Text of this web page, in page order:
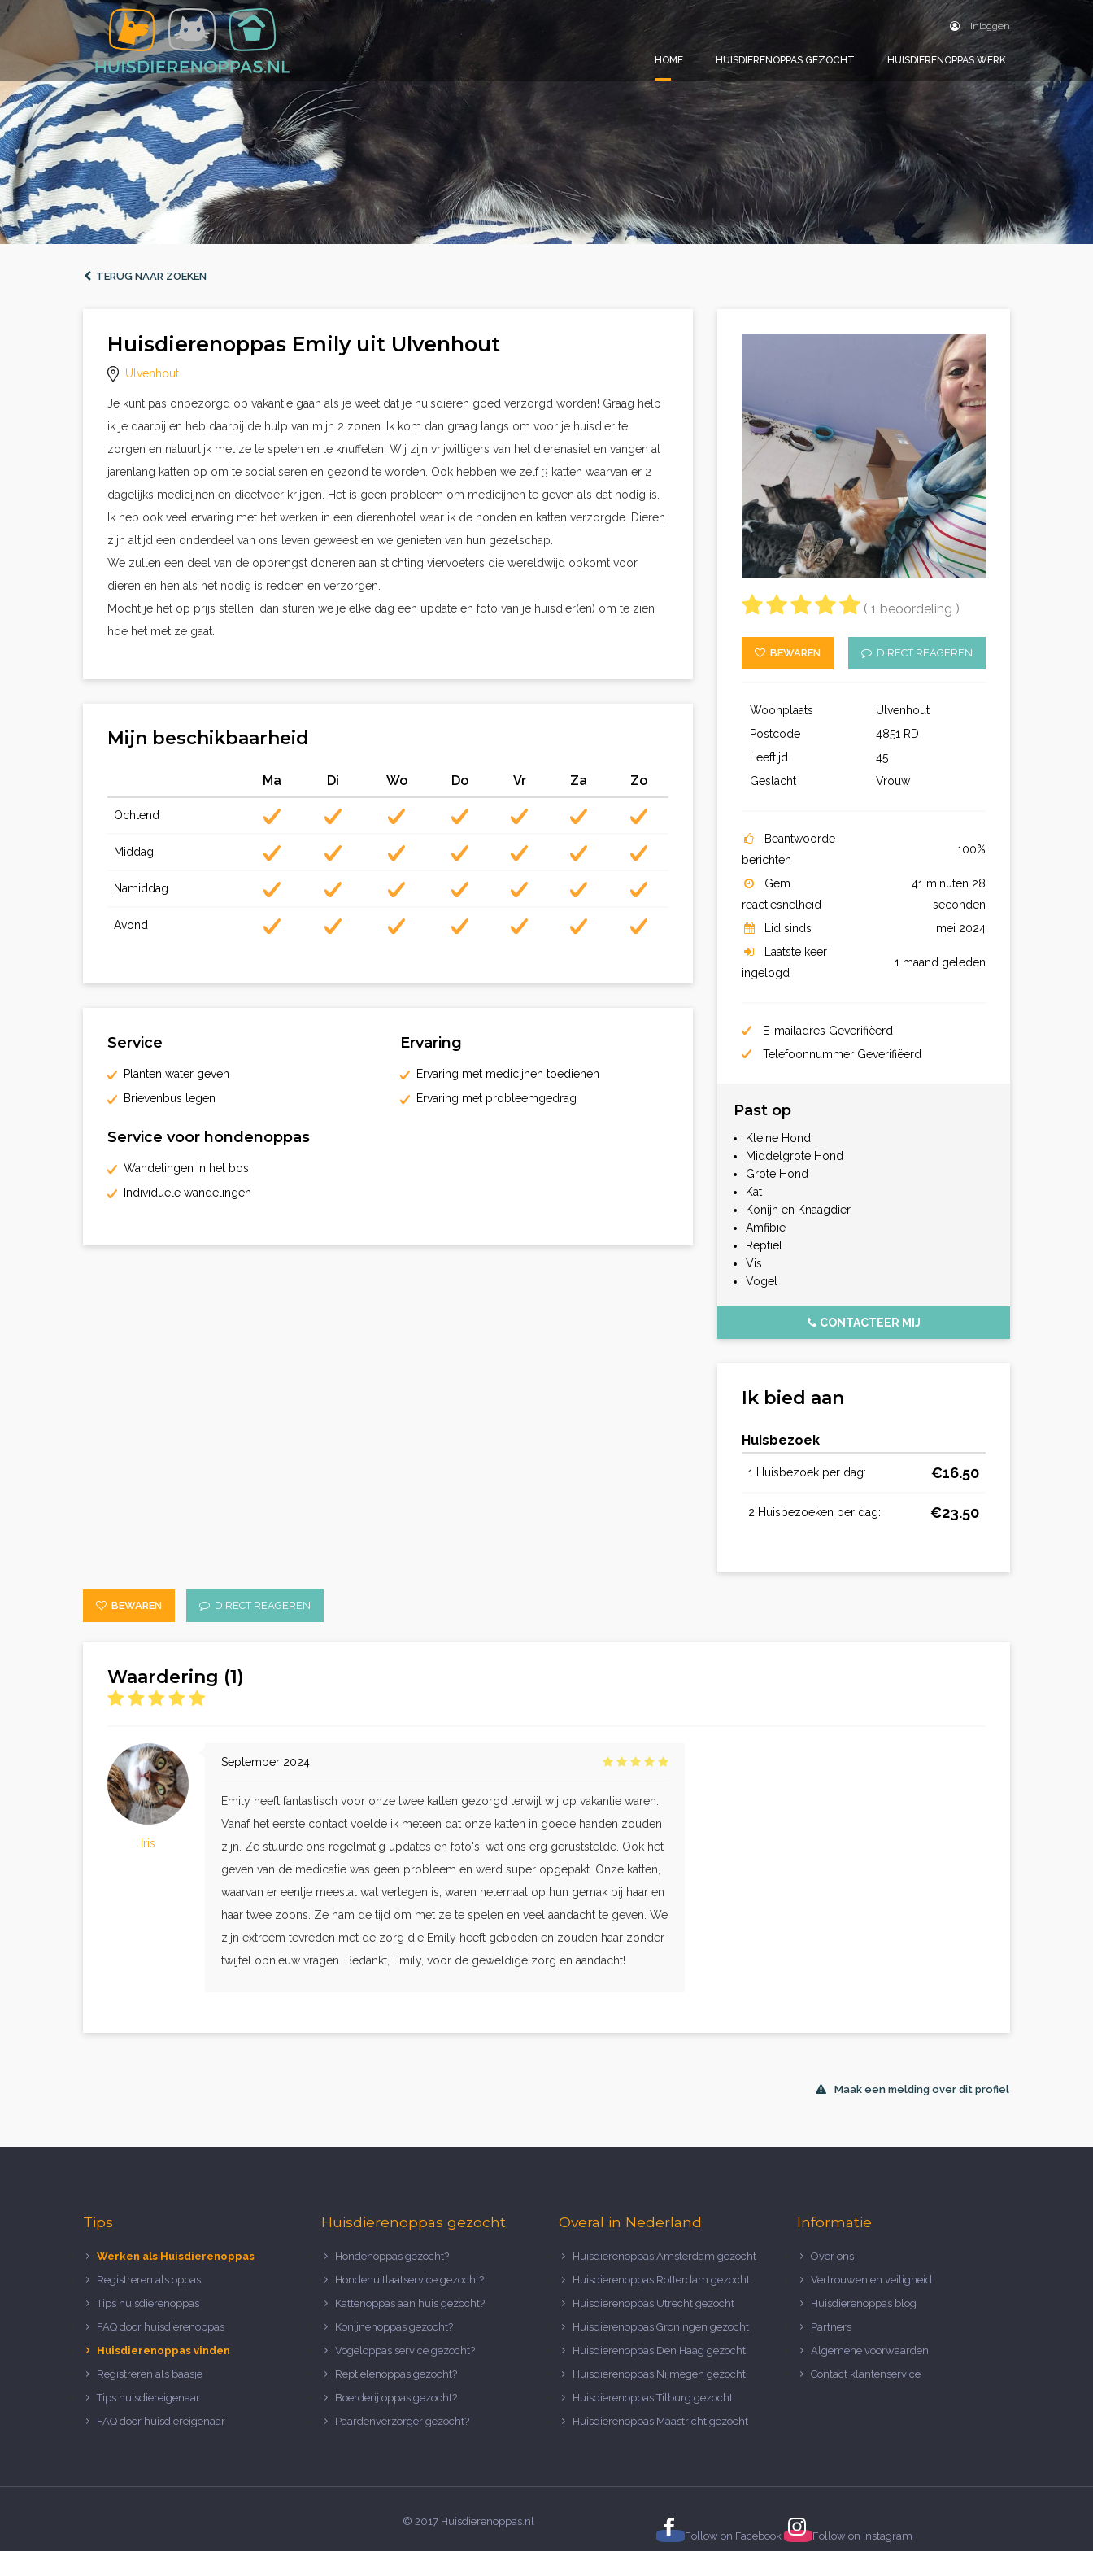
Inloggen
HOME HUISDIERENOPPAS GEZOCHT HUISDIERENOPPAS WERK
TERUG NAAR ZOEKEN
Huisdierenoppas Emily uit Ulvenhout
Ulvenhout
Je kunt pas onbezorgd op vakantie gaan als je weet dat je huisdieren goed verzorgd worden! Graag help
ik je daarbij en heb daarbij de hulp van mijn 2 zonen. Ik kom dan graag langs om voor je huisdier te
zorgen en natuurlijk met ze te spelen en te knuffelen. Wij zijn vrijwilligers van het dierenasiel en vangen al
jarenlang katten op om te socialiseren en gezond te worden. Ook hebben we zelf 3 katten waarvan er 2
dagelijks medicijnen en dieetvoer krijgen. Het is geen probleem om medicijnen te geven als dat nodig is.
Ik heb ook veel ervaring met het werken in een dierenhotel waar ik de honden en katten verzorgde. Dieren
zijn altijd een onderdeel van ons leven geweest en we genieten van hun gezelschap.
We zullen een deel van de opbrengst doneren aan stichting viervoeters die wereldwijd opkomt voor
dieren en hen als het nodig is redden en verzorgen.
Mocht je het op prijs stellen, dan sturen we je elke dag een update en foto van je huisdier(en) om te zien
hoe het met ze gaat.
Mijn beschikbaarheid
Ma Di Wo Do Vr Za Zo
Ochtend
Middag
Namiddag
Avond
Service
Planten water geven
Brievenbus legen
Ervaring
Ervaring met medicijnen toedienen
Ervaring met probleemgedrag
Service voor hondenoppas
Wandelingen in het bos
Individuele wandelingen
( 1 beoordeling )
BEWAREN DIRECT REAGEREN
Woonplaats
Ulvenhout
Postcode
4851 RD
Leeftijd
45
Geslacht
Vrouw
Beantwoorde
berichten
100%
Gem.
reactiesnelheid
41 minuten 28
seconden
Lid sinds
mei 2024
Laatste keer
ingelogd
1 maand geleden
E-mailadres Geverifiëerd
Telefoonnummer Geverifiëerd
Past op
Kleine Hond
Middelgrote Hond
Grote Hond
Kat
Konijn en Knaagdier
Amfibie
Reptiel
Vis
Vogel
CONTACTEER MIJ
Ik bied aan
Huisbezoek
1 Huisbezoek per dag: €16.50
2 Huisbezoeken per dag: €23.50
BEWAREN DIRECT REAGEREN
Waardering (1)
Iris
September 2024
Emily heeft fantastisch voor onze twee katten gezorgd terwijl wij op vakantie waren.
Vanaf het eerste contact voelde ik meteen dat onze katten in goede handen zouden
zijn. Ze stuurde ons regelmatig updates en foto's, wat ons erg geruststelde. Ook het
geven van de medicatie was geen probleem en werd super opgepakt. Onze katten,
waarvan er eentje meestal wat verlegen is, waren helemaal op hun gemak bij haar en
haar twee zoons. Ze nam de tijd om met ze te spelen en veel aandacht te geven. We
zijn extreem tevreden met de zorg die Emily heeft geboden en zouden haar zonder
twijfel opnieuw vragen. Bedankt, Emily, voor de geweldige zorg en aandacht!
Maak een melding over dit profiel
Tips
Werken als Huisdierenoppas
Registreren als oppas
Tips huisdierenoppas
FAQ door huisdierenoppas
Huisdierenoppas vinden
Registreren als baasje
Tips huisdiereigenaar
FAQ door huisdiereigenaar
Huisdierenoppas gezocht
Hondenoppas gezocht?
Hondenuitlaatservice gezocht?
Kattenoppas aan huis gezocht?
Konijnenoppas gezocht?
Vogeloppas service gezocht?
Reptielenoppas gezocht?
Boerderij oppas gezocht?
Paardenverzorger gezocht?
Overal in Nederland
Huisdierenoppas Amsterdam gezocht
Huisdierenoppas Rotterdam gezocht
Huisdierenoppas Utrecht gezocht
Huisdierenoppas Groningen gezocht
Huisdierenoppas Den Haag gezocht
Huisdierenoppas Nijmegen gezocht
Huisdierenoppas Tilburg gezocht
Huisdierenoppas Maastricht gezocht
Informatie
Over ons
Vertrouwen en veiligheid
Huisdierenoppas blog
Partners
Algemene voorwaarden
Contact klantenservice
© 2017 Huisdierenoppas.nl
Follow on Facebook Follow on Instagram